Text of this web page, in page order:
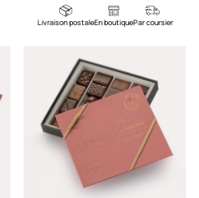
Livraison postaleEn boutiquePar coursier